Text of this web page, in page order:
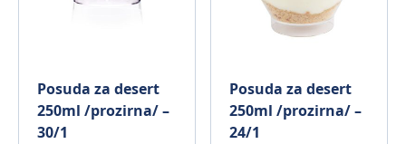
Posuda za desert
250ml /prozirna/ –
30/1
Posuda za desert
250ml /prozirna/ –
24/1